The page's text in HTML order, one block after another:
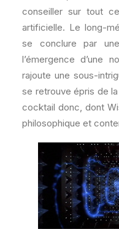
conseiller sur tout
artificielle. Le long-
se conclure par
l’émergence d’une
rajoute une sous-
se retrouve épris de
cocktail donc, dont
philosophique et